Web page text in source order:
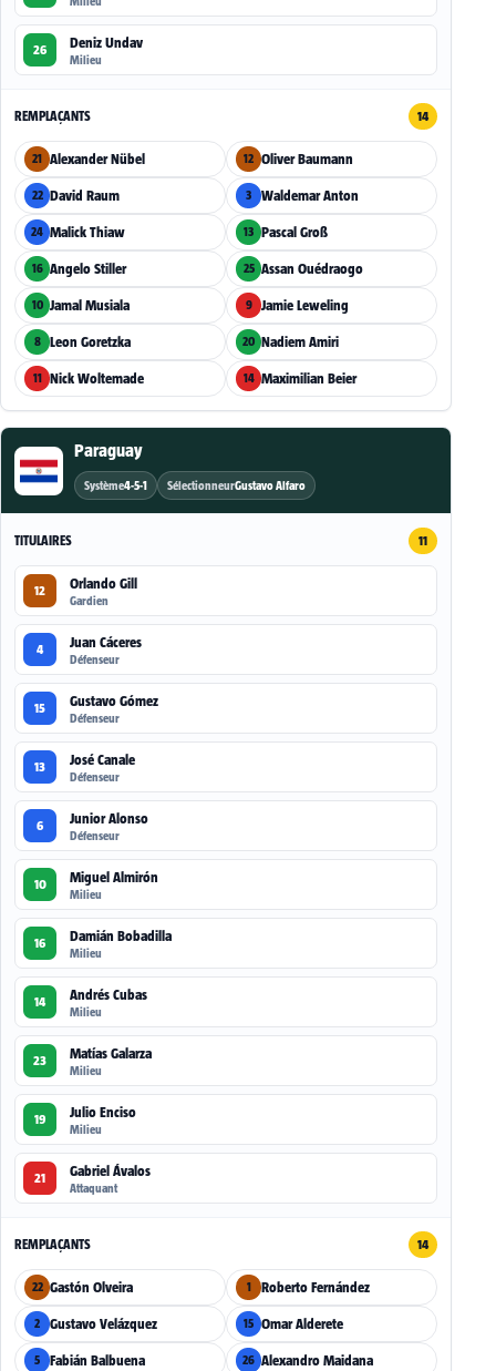
26 Deniz Undav
Milieu
REMPLAÇANTS 14
21 Alexander Nübel 12 Oliver Baumann
22 David Raum 3 Waldemar Anton
24 Malick Thiaw 13 Pascal Groß
16 Angelo Stiller 25 Assan Ouédraogo
10 Jamal Musiala 9 Jamie Leweling
8 Leon Goretzka 20 Nadiem Amiri
11 Nick Woltemade 14 Maximilian Beier
Paraguay
Système4-5-1 SélectionneurGustavo Alfaro
TITULAIRES 11
12 Orlando Gill
Gardien
4 Juan Cáceres
Défenseur
15 Gustavo Gómez
Défenseur
13 José Canale
Défenseur
6 Junior Alonso
Défenseur
10 Miguel Almirón
Milieu
16 Damián Bobadilla
Milieu
14 Andrés Cubas
Milieu
23 Matías Galarza
Milieu
19 Julio Enciso
Milieu
21 Gabriel Ávalos
Attaquant
REMPLAÇANTS 14
22 Gastón Olveira 1 Roberto Fernández
2 Gustavo Velázquez 15 Omar Alderete
5 Fabián Balbuena 26 Alexandro Maidana